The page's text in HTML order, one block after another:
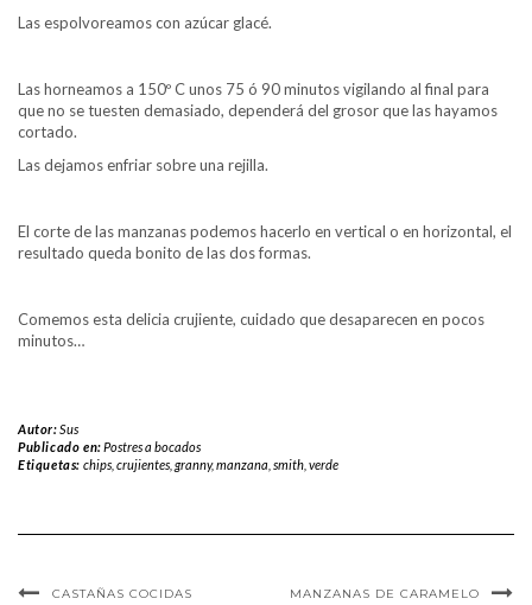
Las espolvoreamos con azúcar glacé.
Las horneamos a 150º C unos 75 ó 90 minutos vigilando al final para
que no se tuesten demasiado, dependerá del grosor que las hayamos
cortado.
Las dejamos enfriar sobre una rejilla.
El corte de las manzanas podemos hacerlo en vertical o en horizontal, el
resultado queda bonito de las dos formas.
Comemos esta delicia crujiente, cuidado que desaparecen en pocos
minutos…
Autor:Sus
Publicado en:Postres a bocados
Etiquetas: chips, crujientes, granny,manzana smith, verde
CASTAÑAS COCIDAS MANZANAS DE CARAMELO